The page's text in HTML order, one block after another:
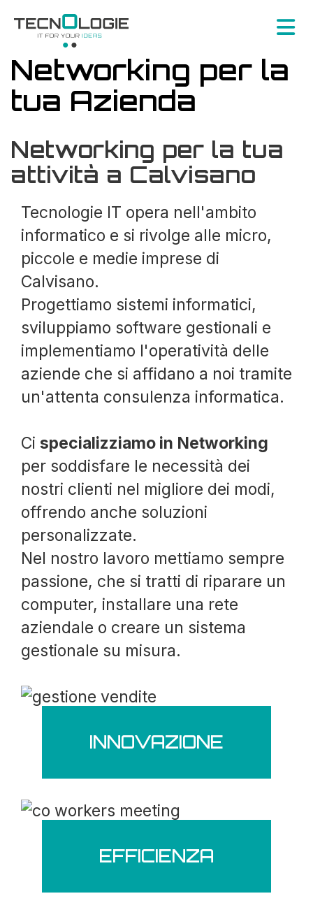
Networking per la
tua Azienda
Networking per la tua
attività a Calvisano
Tecnologie IT opera nell'ambito
informatico e si rivolge alle micro,
piccole e medie imprese di
Calvisano.
Progettiamo sistemi informatici,
sviluppiamo software gestionali e
implementiamo l'operatività delle
aziende che si affidano a noi tramite
un'attenta consulenza informatica.
Ci specializziamo in Networking
per soddisfare le necessità dei
nostri clienti nel migliore dei modi,
offrendo anche soluzioni
personalizzate.
Nel nostro lavoro mettiamo sempre
passione, che si tratti di riparare un
computer, installare una rete
aziendale o creare un sistema
gestionale su misura.
INNOVAZIONE
EFFICIENZA